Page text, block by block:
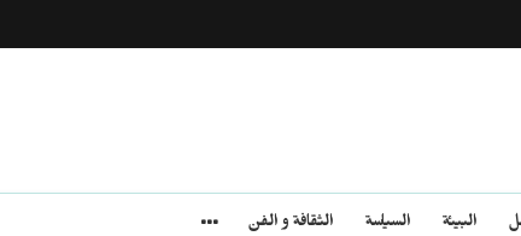
البيئة السياسة الثقافة و الفن